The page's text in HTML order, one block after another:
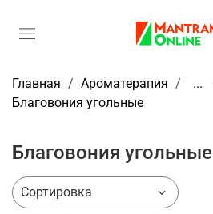
Главная Ароматерапия
...
Благовония угольные
Благовония угольные